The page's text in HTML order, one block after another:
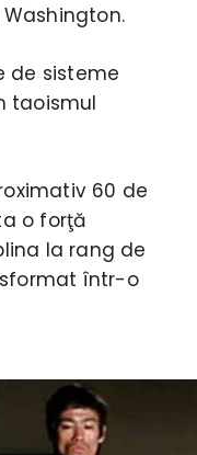
de sisteme
taoismul
60 de
o forţă
la rang de
într-o